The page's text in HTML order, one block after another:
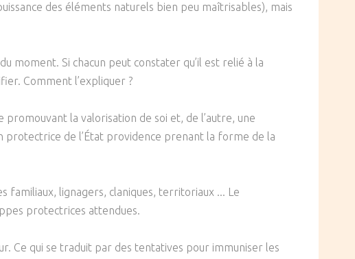
des éléments naturels bien peu maîtrisables), mais
moment. Si chacun peut constater qu’il est relié à la
Comment l’expliquer ?
la valorisation de soi et, de l’autre, une
protectrice de l’État providence prenant la forme de la
familiaux, lignagers, claniques, territoriaux ... Le
protectrices attendues.
Ce qui se traduit par des tentatives pour immuniser les